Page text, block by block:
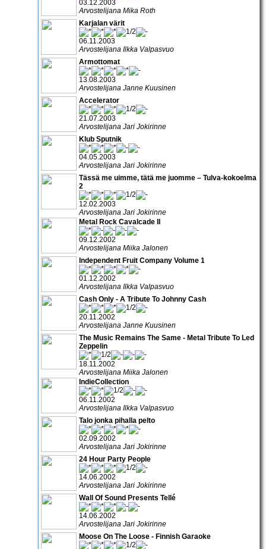
03.12.2003
Arvostelijana Mika Roth
Karjalan värit
06.11.2003
Arvostelijana Ilkka Valpasvuo
Armottomat
13.08.2003
Arvostelijana Janne Kuusinen
Accelerator
21.07.2003
Arvostelijana Jari Jokirinne
Klub Sputnik
04.05.2003
Arvostelijana Jari Jokirinne
Tässä me uimme, tätä me juomme – Tulva-kokoelma
2
12.02.2003
Arvostelijana Jari Jokirinne
Metal Rock Cavalcade II
09.12.2002
Arvostelijana Miika Jalonen
Independent Fruit Company Volume 1
01.12.2002
Arvostelijana Ilkka Valpasvuo
Cash Only - A Tribute To Johnny Cash
20.11.2002
Arvostelijana Janne Kuusinen
The Music Remains The Same - Metal Tribute To Led
Zeppelin
18.11.2002
Arvostelijana Miika Jalonen
IndieCollection
06.11.2002
Arvostelijana Ilkka Valpasvuo
Talo jonka pihalla pelto
02.09.2002
Arvostelijana Jari Jokirinne
24 Hour Party People
14.06.2002
Arvostelijana Jari Jokirinne
Wall Of Sound Presents Tellé
14.06.2002
Arvostelijana Jari Jokirinne
Moose On The Loose - Finnish Garaoke